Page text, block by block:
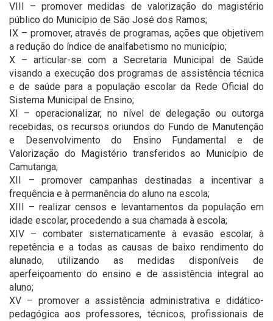
VIII – promover medidas de valorização do magistério
público do Município de São José dos Ramos;
IX – promover, através de programas, ações que objetivem
a redução do índice de analfabetismo no município;
X – articular-se com a Secretaria Municipal de Saúde
visando a execução dos programas de assistência técnica
e de saúde para a população escolar da Rede Oficial do
Sistema Municipal de Ensino;
XI – operacionalizar, no nível de delegação ou outorga
recebidas, os recursos oriundos do Fundo de Manutenção
e Desenvolvimento do Ensino Fundamental e de
Valorização do Magistério transferidos ao Município de
Camutanga;
XII – promover campanhas destinadas a incentivar a
frequência e à permanência do aluno na escola;
XIII – realizar censos e levantamentos da população em
idade escolar, procedendo a sua chamada à escola;
XIV – combater sistematicamente à evasão escolar, à
repetência e a todas as causas de baixo rendimento do
alunado, utilizando as medidas disponíveis de
aperfeiçoamento do ensino e de assistência integral ao
aluno;
XV – promover a assistência administrativa e didático-
pedagógica aos professores, técnicos, profissionais de